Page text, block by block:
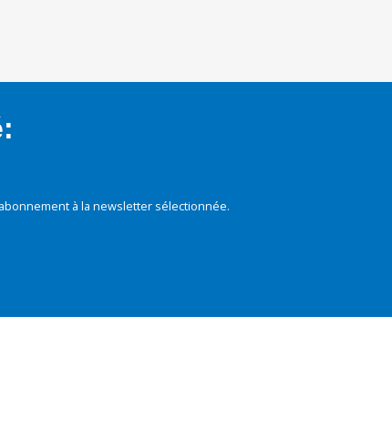
à la newsletter sélectionnée.